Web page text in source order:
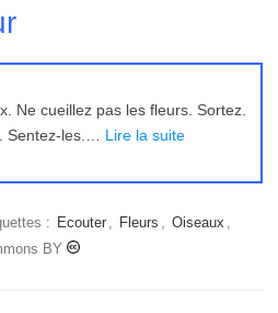
Ne cueillez pas les fleurs. Sortez.
Sentez-les.… Lire la suite
: Ecouter , Fleurs , Oiseaux ,
BY